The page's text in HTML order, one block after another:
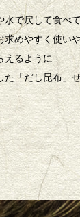
水で戻して食べ
求めやすく使い
えるように
た「だし昆布」